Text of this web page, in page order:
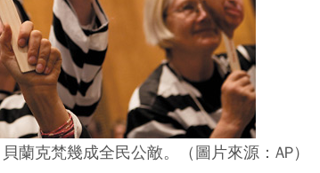
蘭克梵幾成全民公敵。（圖片來源：AP）